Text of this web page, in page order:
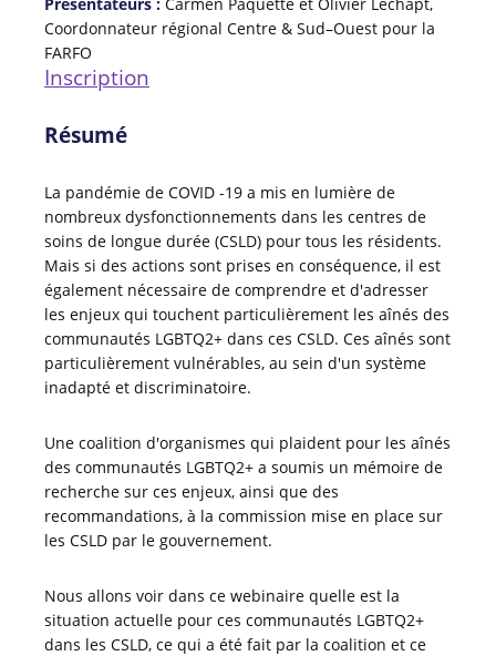
Coordonnateur régional Centre & Sud–Ouest pour la
FARFO
Inscription
Résumé
La pandémie de COVID -19 a mis en lumière de
nombreux dysfonctionnements dans les centres de
soins de longue durée (CSLD) pour tous les résidents.
Mais si des actions sont prises en conséquence, il est
également nécessaire de comprendre et d'adresser
les enjeux qui touchent particulièrement les aînés des
communautés LGBTQ2+ dans ces CSLD. Ces aînés sont
particulièrement vulnérables, au sein d'un système
inadapté et discriminatoire.
Une coalition d'organismes qui plaident pour les aînés
des communautés LGBTQ2+ a soumis un mémoire de
recherche sur ces enjeux, ainsi que des
recommandations, à la commission mise en place sur
les CSLD par le gouvernement.
Nous allons voir dans ce webinaire quelle est la
situation actuelle pour ces communautés LGBTQ2+
dans les CSLD, ce qui a été fait par la coalition et ce